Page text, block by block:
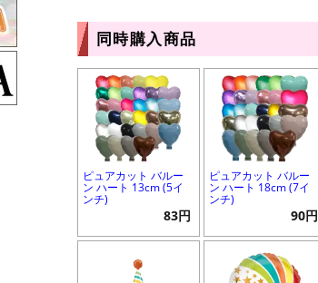
同時購入商品
ピュアカット バルー
ン ハート 13cm (5イ
ンチ)
83円
ピュアカット バルー
ン ハート 18cm (7イ
ンチ)
90円